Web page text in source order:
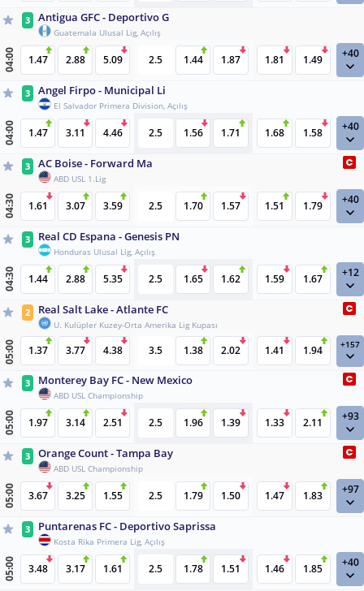
3 Antigua GFC - Deportivo G
Guatemala Ulusal Lig, Açılış
04:00 1.47 2.88 5.09 2.5 1.44 1.87 1.81 1.49 +40
3 Angel Firpo - Municipal Li
El Salvador Primera Division, Açılış
04:00 1.47 3.11 4.46 2.5 1.56 1.71 1.68 1.58 +40
3 AC Boise - Forward Ma
ABD USL 1.Lig
04:30 1.61 3.07 3.59 2.5 1.70 1.57 1.51 1.79 +40
3 Real CD Espana - Genesis PN
Honduras Ulusal Lig, Açılış
04:30 1.44 2.88 5.35 2.5 1.65 1.62 1.59 1.67 +12
2 Real Salt Lake - Atlante FC
U. Kulüpler Kuzey-Orta Amerika Lig Kupası
05:00 1.37 3.77 4.38 3.5 1.38 2.02 1.41 1.94 +157
3 Monterey Bay FC - New Mexico
ABD USL Championship
05:00 1.97 3.14 2.51 2.5 1.96 1.39 1.33 2.11 +93
3 Orange Count - Tampa Bay
ABD USL Championship
05:00 3.67 3.25 1.55 2.5 1.79 1.50 1.47 1.83 +97
3 Puntarenas FC - Deportivo Saprissa
Kosta Rika Primera Lig, Açılış
05:00 3.48 3.17 1.61 2.5 1.78 1.51 1.46 1.85 +40